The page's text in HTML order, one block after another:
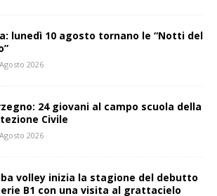
lunedì 10 agosto tornano le “Notti del
2026
24 giovani al campo scuola della
Civile
2026
volley inizia la stagione del debutto
B1 con una visita al grattacielo